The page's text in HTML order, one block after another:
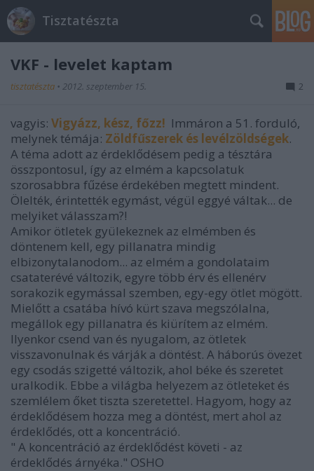
Tisztatészta
VKF - levelet kaptam
tisztatészta • 2012. szeptember 15. 2
vagyis: Vigyázz, kész, főzz! Immáron a 51. forduló,
melynek témája: Zöldfűszerek és levélzöldségek.
A téma adott az érdeklődésem pedig a tésztára
összpontosul, így az elmém a kapcsolatuk
szorosabbra fűzése érdekében megtett mindent.
Ölelték, érintették egymást, végül eggyé váltak... de
melyiket válasszam?!
Amikor ötletek gyülekeznek az elmémben és
döntenem kell, egy pillanatra mindig
elbizonytalanodom... az elmém a gondolataim
csataterévé változik, egyre több érv és ellenérv
sorakozik egymással szemben, egy-egy ötlet mögött.
Mielőtt a csatába hívó kürt szava megszólalna,
megállok egy pillanatra és kiürítem az elmém.
Ilyenkor csend van és nyugalom, az ötletek
visszavonulnak és várják a döntést. A háborús övezet
egy csodás szigetté változik, ahol béke és szeretet
uralkodik. Ebbe a világba helyezem az ötleteket és
szemlélem őket tiszta szeretettel. Hagyom, hogy az
érdeklődésem hozza meg a döntést, mert ahol az
érdeklődés, ott a koncentráció.
" A koncentráció az érdeklődést követi - az
érdeklődés árnyéka." OSHO